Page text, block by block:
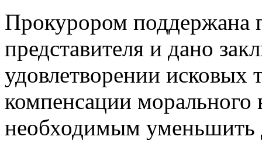
Прокурором поддержана
представителя и дано
удовлетворении исковых
компенсации морального
необходимым уменьшить